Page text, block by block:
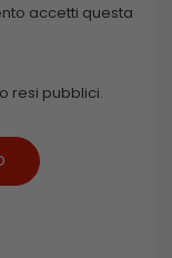
accetti questa
resi pubblici.